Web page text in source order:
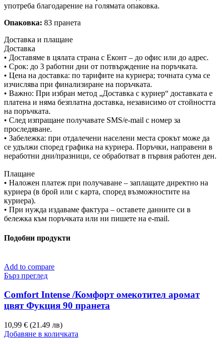
употреба благодарение на голямата опаковка.
Опаковка: 83 пранета
Доставка и плащане
Доставка
• Доставяме в цялата страна с Еконт – до офис или до адрес.
• Срок: до 3 работни дни от потвърждение на поръчката.
• Цена на доставка: по тарифите на куриера; точната сума се
изчислява при финализиране на поръчката.
• Важно: При избран метод „Доставка с куриер“ доставката е
платена и няма безплатна доставка, независимо от стойността
на поръчката.
• След изпращане получавате SMS/e-mail с номер за
проследяване.
• Забележка: при отдалечени населени места срокът може да
се удължи според графика на куриера. Поръчки, направени в
неработни дни/празници, се обработват в първия работен ден.
Плащане
• Наложен платеж при получаване – заплащате директно на
куриера (в брой или с карта, според възможностите на
куриера).
• При нужда издаваме фактура – оставете данните си в
бележка към поръчката или ни пишете на e-mail.
Подобни продукти
Add to compare
Бърз преглед
Comfort Intense /Комфорт омекотител аромат
цвят Фукция 90 пранета
10,99 € (21.49 лв)
Добавяне в количката